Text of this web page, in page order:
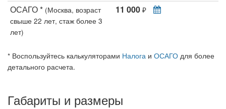
ОСАГО * (Москва, возраст
свыше 22 лет, стаж более 3
лет)
11 000 ₽
* Воспользуйтесь калькуляторами Налога и ОСАГО для более
детального расчета.
Габариты и размеры